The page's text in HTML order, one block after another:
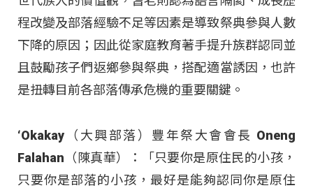
程改變及部落經驗不足等因素是導致祭典參與人數
下降的原因；因此從家庭教育著手提升族群認同並
且鼓勵孩子們返鄉參與祭典，搭配適當誘因，也許
是扭轉目前各部落傳承危機的重要關鍵。
‘Okakay（大興部落）豐年祭大會會長 Oneng
Falahan（陳真華）：「只要你是原住民的小孩，
只要你是部落的小孩，最好是能夠認同你是原住